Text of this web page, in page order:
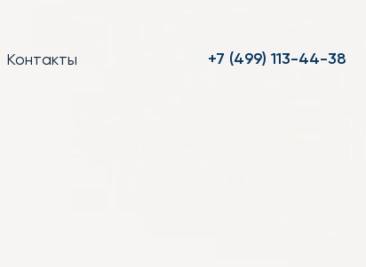
Контакты +7 (499) 113-44-38